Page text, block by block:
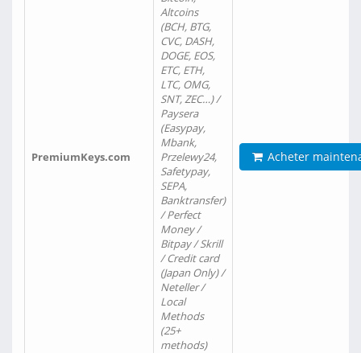
PremiumKeys.com
Altcoins
(BCH, BTG,
CVC, DASH,
DOGE, EOS,
ETC, ETH,
LTC, OMG,
SNT, ZEC…) /
Paysera
(Easypay,
Mbank,
Przelewy24,
Safetypay,
SEPA,
Banktransfer)
/ Perfect
Money /
Bitpay / Skrill
/ Credit card
(Japan Only) /
Neteller /
Local
Methods
(25+
methods)
Acheter